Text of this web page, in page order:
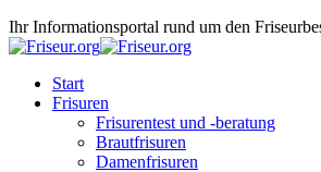
Ihr Informationsportal rund um den
Start
Frisuren
Frisurentest und -beratung
Brautfrisuren
Damenfrisuren